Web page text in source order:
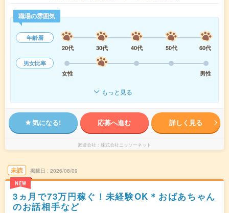
職場の雰囲気
年齢層
20代
30代 40代 50代
60代
男女比率
女性
男性
もっと見る
気になる! 応募へ進む 詳しく見る
派遣会社 株式会社ニッソーネット
未読
NEW
掲載日 2026/08/09
3ヵ月で73万円稼ぐ！未経験OK＊おばあちゃん
のお話相手など